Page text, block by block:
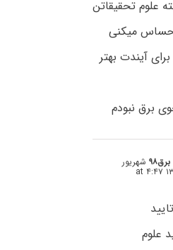
علوم تحقیقاتن
احساس میکنی
آیندت بهتر
برق نبودم
شهریور
۲۲, ۱۳۹۸ at ۴:۴۷
علوم